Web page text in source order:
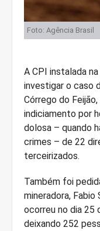
Foto: Agência Brasil
A CPI instalada
investigar o caso
Córrego do
indiciamento por
dolosa – quando
crimes – de 22
terceirizados.
Também foi
mineradora,
ocorreu no dia 25
deixando 252